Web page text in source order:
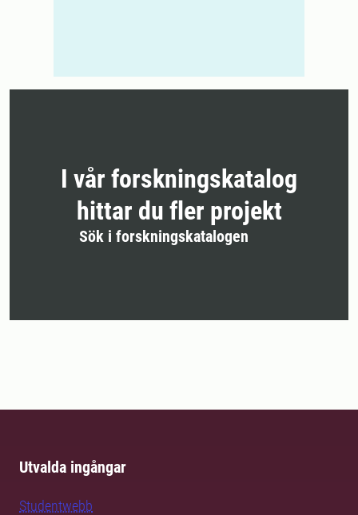
I vår forskningskatalog
hittar du fler projekt
Sök i forskningskatalogen
Utvalda ingångar
Studentwebb